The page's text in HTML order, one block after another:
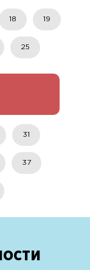
18 19
25
31
37